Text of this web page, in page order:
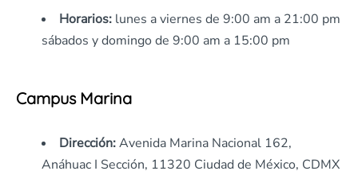
Horarios: lunes a viernes de 9:00 am a 21:00 pm
sábados y domingo de 9:00 am a 15:00 pm
Campus Marina
Dirección:Avenida Marina Nacional 162,
Anáhuac I Sección, 11320 Ciudad de México, CDMX